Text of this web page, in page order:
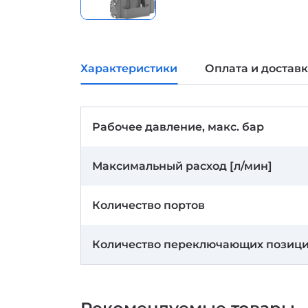
Характеристики Оплата и
Рабочее давление, макс. бар
Максимальный расход [л/мин]
Количество портов
Количество переключающих